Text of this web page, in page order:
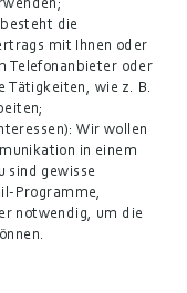
die
mit Ihnen oder
Telefonanbieter oder
Tätigkeiten, wie z. B.
Wir wollen
in einem
sind gewisse
Programme,
notwendig, um die